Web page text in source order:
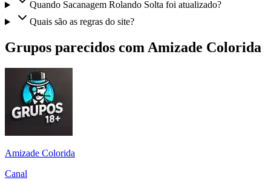
Quando Sacanagem Rolando Solta foi atualizado?
Quais são as regras do site?
Grupos parecidos com Amizade Colorida
Amizade Colorida
Canal